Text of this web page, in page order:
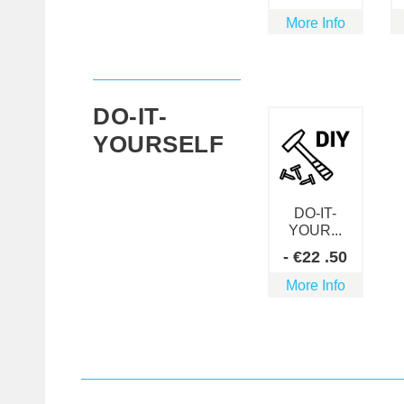
More Info
DO-IT-
YOURSELF
DO-IT-
YOUR...
-€22 .50
More Info